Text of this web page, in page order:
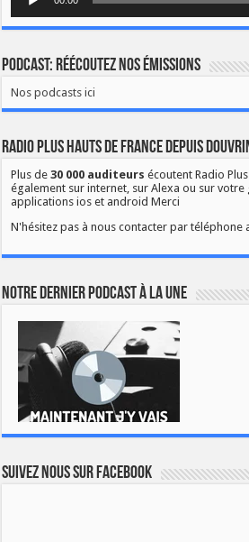
Podcast: Réécoutez nos émissions
Nos podcasts ici
Radio Plus Hauts de France depuis
Plus de30 000 auditeurs écoutent Radio
également sur internet, sur Alexa ou sur
applications ios et android Merci
N'hésitez pas à nous contacter par téléphone
Notre dernier podcast à la une
Suivez nous sur Facebook